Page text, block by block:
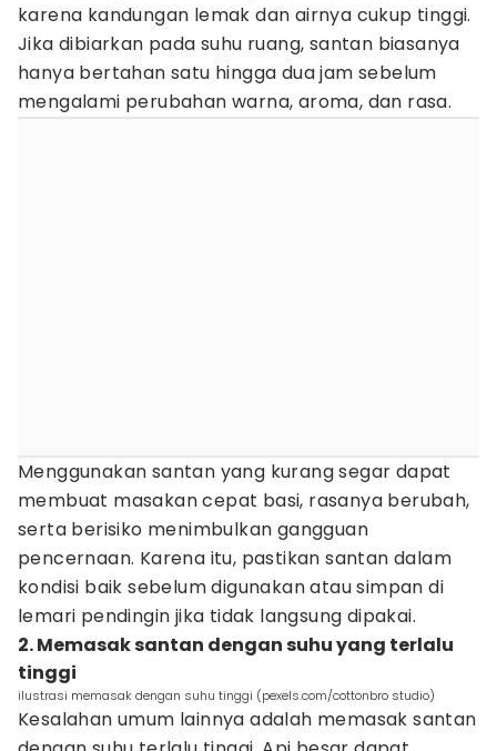
karena kandungan lemak dan airnya cukup tinggi.
Jika dibiarkan pada suhu ruang, santan biasanya
hanya bertahan satu hingga dua jam sebelum
mengalami perubahan warna, aroma, dan rasa.
Menggunakan santan yang kurang segar dapat
membuat masakan cepat basi, rasanya berubah,
serta berisiko menimbulkan gangguan
pencernaan. Karena itu, pastikan santan dalam
kondisi baik sebelum digunakan atau simpan di
lemari pendingin jika tidak langsung dipakai.
2. Memasak santan dengan suhu yang terlalu
tinggi
ilustrasi memasak dengan suhu tinggi (pexels.com/cottonbro studio)
Kesalahan umum lainnya adalah memasak santan